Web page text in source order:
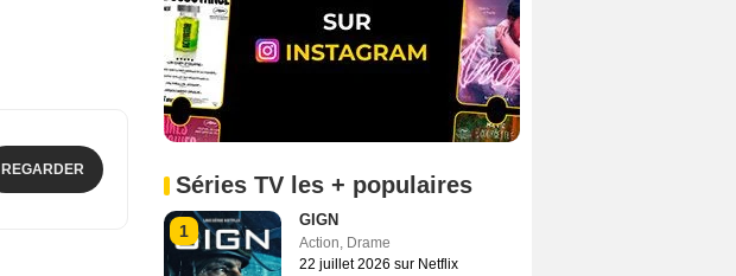
REGARDER
Séries TV les + populaires
1
GIGN
Action, Drame
22 juillet 2026 sur Netflix